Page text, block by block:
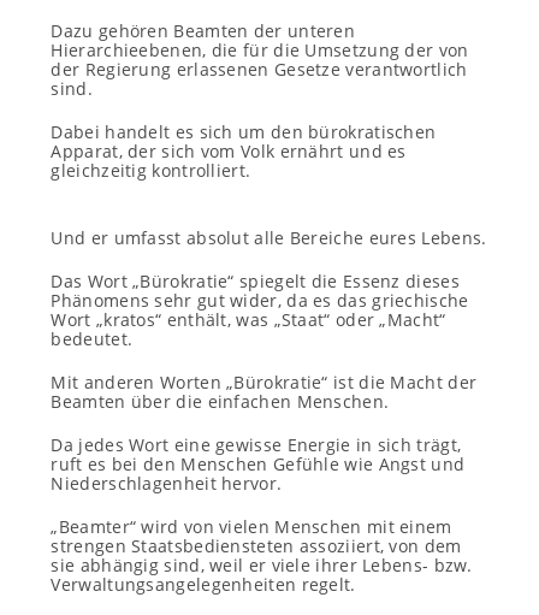
Dazu gehören Beamten der unteren
Hierarchieebenen, die für die Umsetzung der von
der Regierung erlassenen Gesetze verantwortlich
sind.
Dabei handelt es sich um den bürokratischen
Apparat, der sich vom Volk ernährt und es
gleichzeitig kontrolliert.
Und er umfasst absolut alle Bereiche eures Lebens.
Das Wort „Bürokratie“ spiegelt die Essenz dieses
Phänomens sehr gut wider, da es das griechische
Wort „kratos“ enthält, was „Staat“ oder „Macht“
bedeutet.
Mit anderen Worten „Bürokratie“ ist die Macht der
Beamten über die einfachen Menschen.
Da jedes Wort eine gewisse Energie in sich trägt,
ruft es bei den Menschen Gefühle wie Angst und
Niederschlagenheit hervor.
„Beamter“ wird von vielen Menschen mit einem
strengen Staatsbediensteten assoziiert, von dem
sie abhängig sind, weil er viele ihrer Lebens- bzw.
Verwaltungsangelegenheiten regelt.